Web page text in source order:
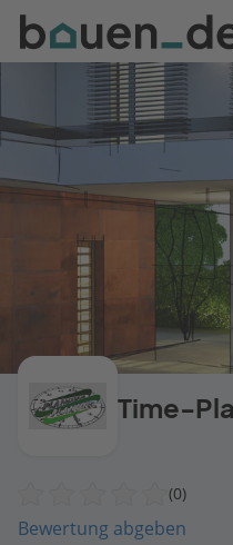
Bauen
Logo
Anmelden
Time-
(0)
Bewertung abgeben